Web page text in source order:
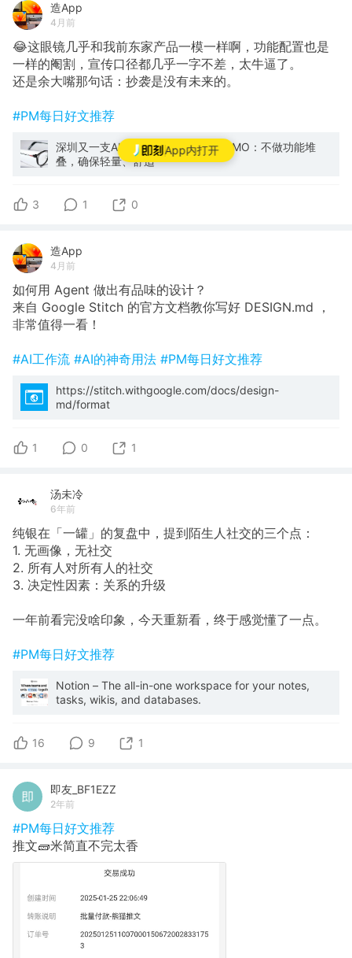
App内打开
造App
4月前
😂这眼镜几乎和我前东家产品一模一样啊，功能配置也是
一样的阉割，宣传口径都几乎一字不差，太牛逼了。
还是余大嘴那句话：抄袭是没有未来的。
#PM每日好文推荐
深圳又一支AI眼镜团队低调崛起！NIMO：不做功能堆
叠，确保轻量、舒适
3 1 0
造App
4月前
如何用 Agent 做出有品味的设计？
来自 Google Stitch 的官方文档教你写好 DESIGN.md ，
非常值得一看！
#AI工作流 #AI的神奇用法 #PM每日好文推荐
https://stitch.withgoogle.com/docs/design-
md/format
1 0 1
汤未冷
6年前
纯银在「一罐」的复盘中，提到陌生人社交的三个点：
1. 无画像，无社交
2. 所有人对所有人的社交
3. 决定性因素：关系的升级
一年前看完没啥印象，今天重新看，终于感觉懂了一点。
#PM每日好文推荐
Notion – The all-in-one workspace for your notes,
tasks, wikis, and databases.
16 9 1
即友_BF1EZZ
2年前
#PM每日好文推荐
推文🧱米简直不完太香